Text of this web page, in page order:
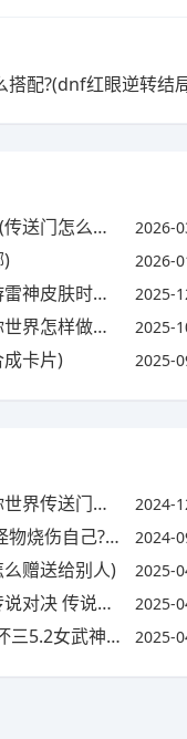
门怎么操作) 2026-
) 2026-
境怎么变颜色) 2025-
自动炮塔视频) 2025-
卡片) 2025-
么激活最新版) 2024-
地心世界怎么灭火) 2024-
赠送给别人) 2025-
决 传说水晶) 2025-
女武神强度) 2025-